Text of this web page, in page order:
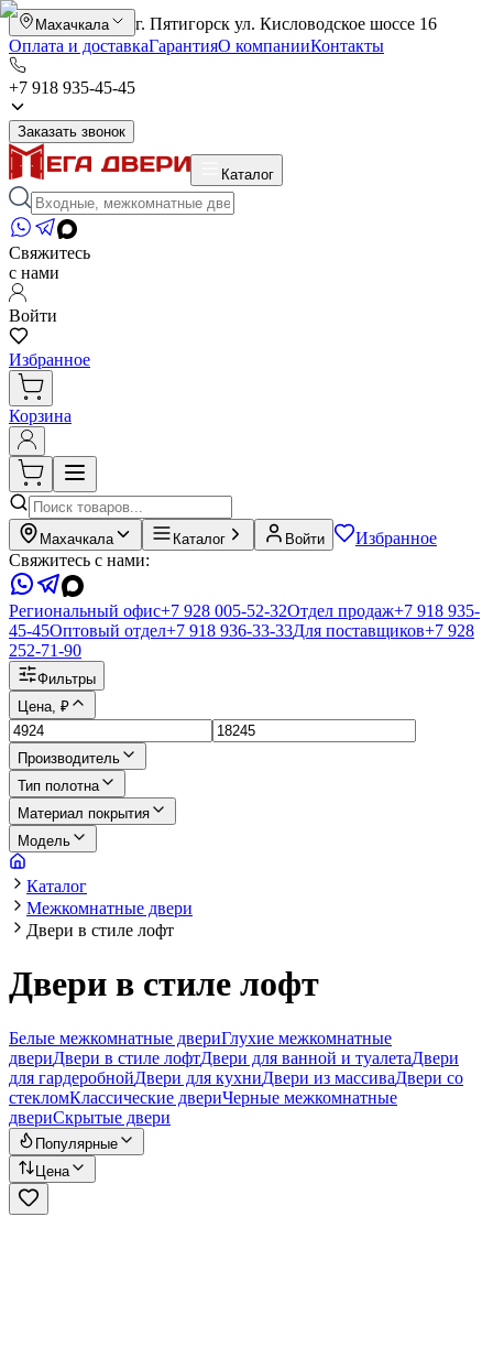
Махачкала
г. Пятигорск ул. Кисловодское шоссе 16
Оплата и доставкаГарантияО компанииКонтакты
+7 918 935-45-45
Заказать звонок
Каталог
Свяжитесь
с нами
Войти
Избранное
Корзина
Махачкала Каталог Войти
Избранное
Свяжитесь с нами:
Региональный офис+7 928 005-52-32Отдел продаж+7 918 935-
45-45Оптовый отдел+7 918 936-33-33Для поставщиков+7 928
252-71-90
Фильтры
Цена, ₽
Производитель
Тип полотна
Материал покрытия
Модель
Каталог
Межкомнатные двери
Двери в стиле лофт
Двери в стиле лофт
Белые межкомнатные двериГлухие межкомнатные
двериДвери в стиле лофтДвери для ванной и туалетаДвери
для гардеробнойДвери для кухниДвери из массиваДвери со
стекломКлассические двериЧерные межкомнатные
двериСкрытые двери
Популярные
Цена